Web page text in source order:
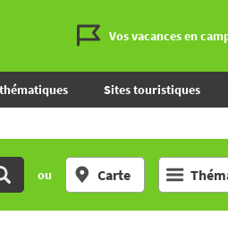
Vos vacances en
Sites touristiques
ou Carte